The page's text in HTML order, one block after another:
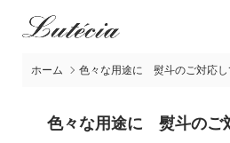
ホーム 色々な用途に 熨斗のご対応し
色々な用途に 熨斗のご